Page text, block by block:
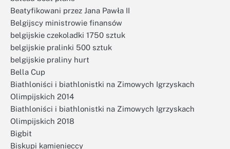
Beatyfikowani przez Jana Pawła II
Belgijscy ministrowie finansów
belgijskie czekoladki 1750 sztuk
belgijskie pralinki 500 sztuk
belgijskie praliny hurt
Bella Cup
Biathloniści i biathlonistki na Zimowych Igrzyskach
Olimpijskich 2014
Biathloniści i biathlonistki na Zimowych Igrzyskach
Olimpijskich 2018
Bigbit
Biskupi kamienieccy